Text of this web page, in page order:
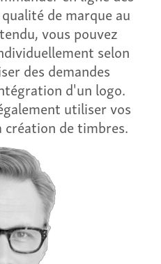
de marque au
vous pouvez
selon
des demandes
d'un logo.
utiliser vos
de timbres.